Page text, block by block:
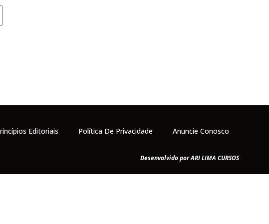
Editoriais Política De Privacidade Anuncie Conosco
Desenvolvido por ARI LIMA CURSOS